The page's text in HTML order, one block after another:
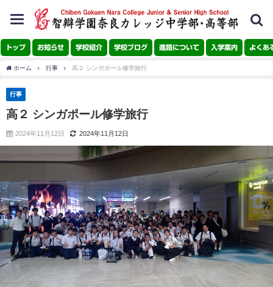
toggle
navigation
トップ お知らせ 学校紹介 学校ブログ 進路について 入学案内 よくあ
ホーム 行事 高２ シンガポール修学旅行
行事
高２ シンガポール修学旅行
2024年11月12日 2024年11月12日